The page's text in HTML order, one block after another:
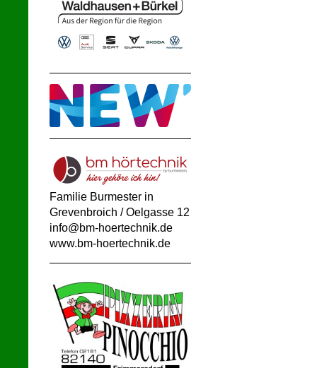
Familie Burmester in
Grevenbroich / Oelgasse 12
info@bm-hoertechnik.de
www.bm-hoertechnik.de